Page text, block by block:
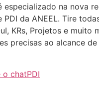
especializado na nova
PDI da ANEEL. Tire
KRs, Projetos e muito
precisas ao alcance de
o chatPDI